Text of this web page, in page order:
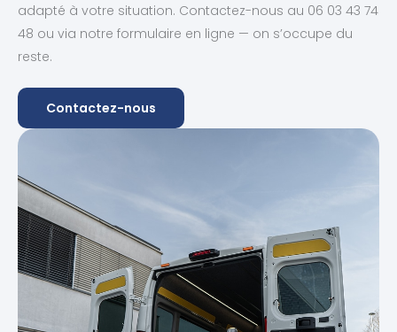
adapté à votre situation. Contactez-nous au 06 03 43 74
48 ou via notre formulaire en ligne — on s’occupe du
reste.
Contactez-nous